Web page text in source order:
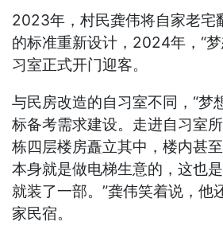
2023年，村民龚伟将自家老宅
的标准重新设计，2024年，“
习室正式开门迎客。
与民房改造的自习室不同，“梦
标备考需求建设。走进自习室
栋四层楼房矗立其中，楼内甚
本身就是做电梯生意的，这也
就装了一部。”龚伟笑着说，他
家民宿。